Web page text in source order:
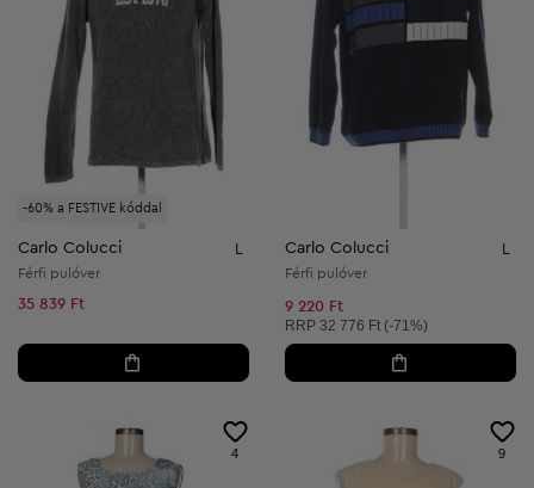
-60% a FESTIVE kóddal
Carlo Colucci L
Férfi pulóver
35 839 Ft
Carlo Colucci L
Férfi pulóver
9 220 Ft
Ajánlott ár:
RRP 32 776 Ft (-71%)
4 9